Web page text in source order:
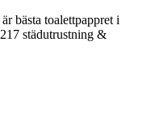
bästa toalettpappret i
städutrustning &